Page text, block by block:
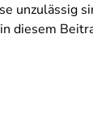
unzulässig
diesem